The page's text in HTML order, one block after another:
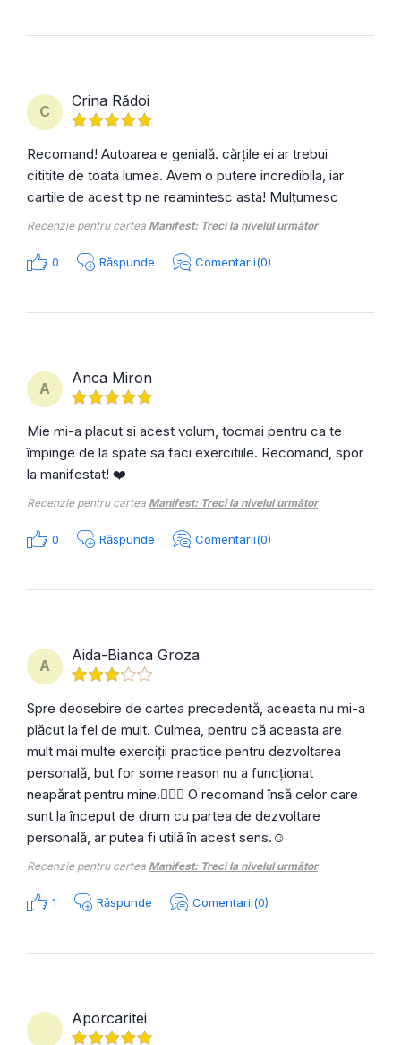
C
Crina Rădoi
Recomand! Autoarea e genială. cărțile ei ar trebui
cititite de toata lumea. Avem o putere incredibila, iar
cartile de acest tip ne reamintesc asta! Mulțumesc
Recenzie pentru cartea Manifest: Treci la nivelul următor
0 Răspunde Comentarii(0)
A
Anca Miron
Mie mi-a placut si acest volum, tocmai pentru ca te
împinge de la spate sa faci exercitiile. Recomand, spor
la manifestat! ❤️
Recenzie pentru cartea Manifest: Treci la nivelul următor
0 Răspunde Comentarii(0)
A
Aida-Bianca Groza
Spre deosebire de cartea precedentă, aceasta nu mi-a
plăcut la fel de mult. Culmea, pentru că aceasta are
mult mai multe exerciții practice pentru dezvoltarea
personală, but for some reason nu a funcționat
neapărat pentru mine.🤷🏽‍♀️ O recomand însă celor care
sunt la început de drum cu partea de dezvoltare
personală, ar putea fi utilă în acest sens.☺️
Recenzie pentru cartea Manifest: Treci la nivelul următor
1 Răspunde Comentarii(0)
Aporcaritei